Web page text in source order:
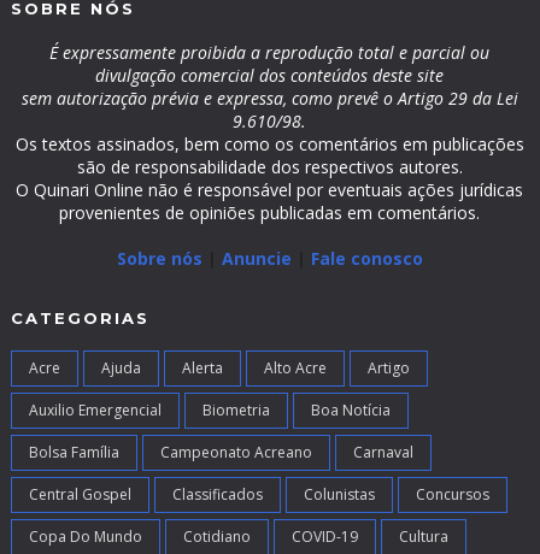
SOBRE NÓS
É expressamente proibida a reprodução total e parcial ou
divulgação comercial dos conteúdos deste site
sem autorização prévia e expressa, como prevê o Artigo 29 da Lei
9.610/98.
Os textos assinados, bem como os comentários em publicações
são de responsabilidade dos respectivos autores.
O Quinari Online não é responsável por eventuais ações jurídicas
provenientes de opiniões publicadas em comentários.
Sobre nós
Anuncie Fale conosco
CATEGORIAS
Acre Ajuda Alerta Alto Acre Artigo
Auxilio Emergencial Biometria Boa Notícia
Bolsa Família Campeonato Acreano Carnaval
Central Gospel Classificados Colunistas Concursos
Copa Do Mundo Cotidiano COVID-19 Cultura